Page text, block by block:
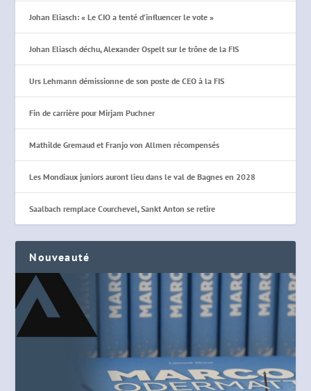
Johan Eliasch: « Le CIO a tenté d’influencer le vote »
Johan Eliasch déchu, Alexander Ospelt sur le trône de la FIS
Urs Lehmann démissionne de son poste de CEO à la FIS
Fin de carrière pour Mirjam Puchner
Mathilde Gremaud et Franjo von Allmen récompensés
Les Mondiaux juniors auront lieu dans le val de Bagnes en 2028
Saalbach remplace Courchevel, Sankt Anton se retire
Nouveauté